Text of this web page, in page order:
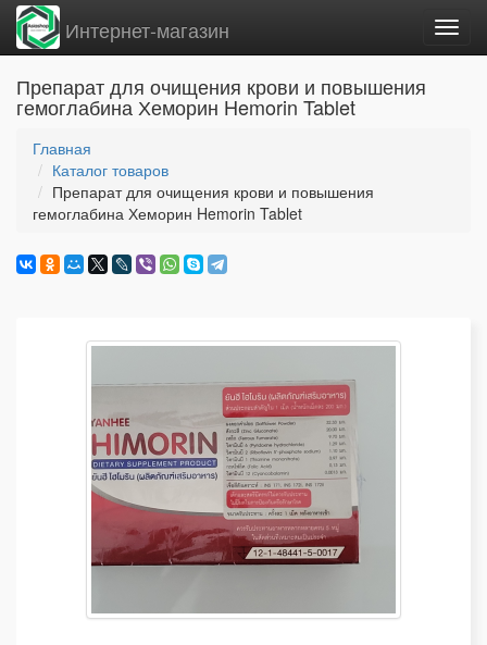
Интернет-магазин
Препарат для очищения крови и повышения
гемоглабина Хеморин Hemorin Tablet
Главная
Каталог товаров
Препарат для очищения крови и повышения
гемоглабина Хеморин Hemorin Tablet